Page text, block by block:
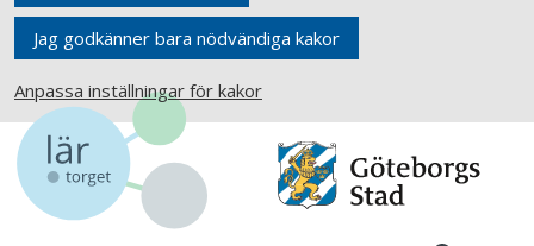
Jag godkänner bara nödvändiga kakor
Anpassa inställningar för kakor